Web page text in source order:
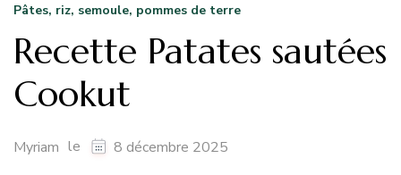
Pâtes, riz, semoule, pommes de terre
Recette Patates sautées
Cookut
Myriam le 8 décembre 2025